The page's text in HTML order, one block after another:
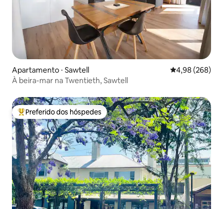
Apartamento ⋅ Sawtell 4,98 de uma
4,98 (268)
À beira-mar na Twentieth, Sawtell
Entre os melhores preferidos dos hóspedes
Preferido dos hóspedes